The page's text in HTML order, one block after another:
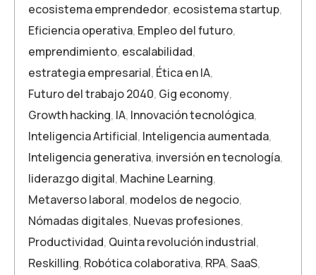
ecosistema emprendedor, ecosistema startup,
Eficiencia operativa, Empleo del futuro,
emprendimiento, escalabilidad,
estrategia empresarial, Ética en IA,
Futuro del trabajo 2040, Gig economy,
Growth hacking, IA, Innovación tecnológica,
Inteligencia Artificial, Inteligencia aumentada,
Inteligencia generativa, inversión en tecnología,
liderazgo digital, Machine Learning,
Metaverso laboral, modelos de negocio,
Nómadas digitales, Nuevas profesiones,
Productividad, Quinta revolución industrial,
Reskilling, Robótica colaborativa, RPA,SaaS,